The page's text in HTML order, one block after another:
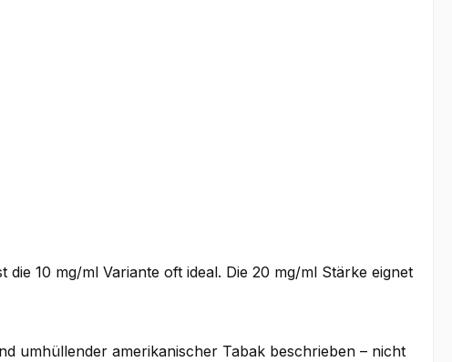
10 mg/ml Variante oft ideal. Die 20 mg/ml Stärke eignet
umhüllender amerikanischer Tabak beschrieben – nicht